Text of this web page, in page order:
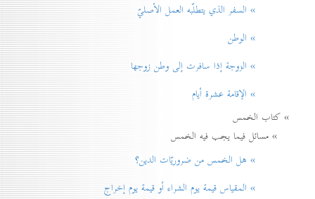
» السفر الذي يتطلّبه العمل الأصليّ
» الوطن
» الزوجة إذا سافرت إلی وطن زوجها
» الإقامة عشرة أيام
» كتاب الخمس
» مسائل فيما يجب فيه الخمس
» هل الخمس من ضروريّات الدين؟
» المقياس قيمة يوم الشراء أو قيمة يوم إخراج